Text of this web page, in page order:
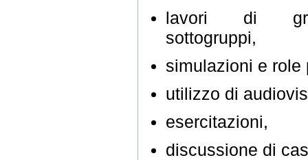
lavori di
sottogruppi,
simulazioni e role
utilizzo di
esercitazioni,
discussione di